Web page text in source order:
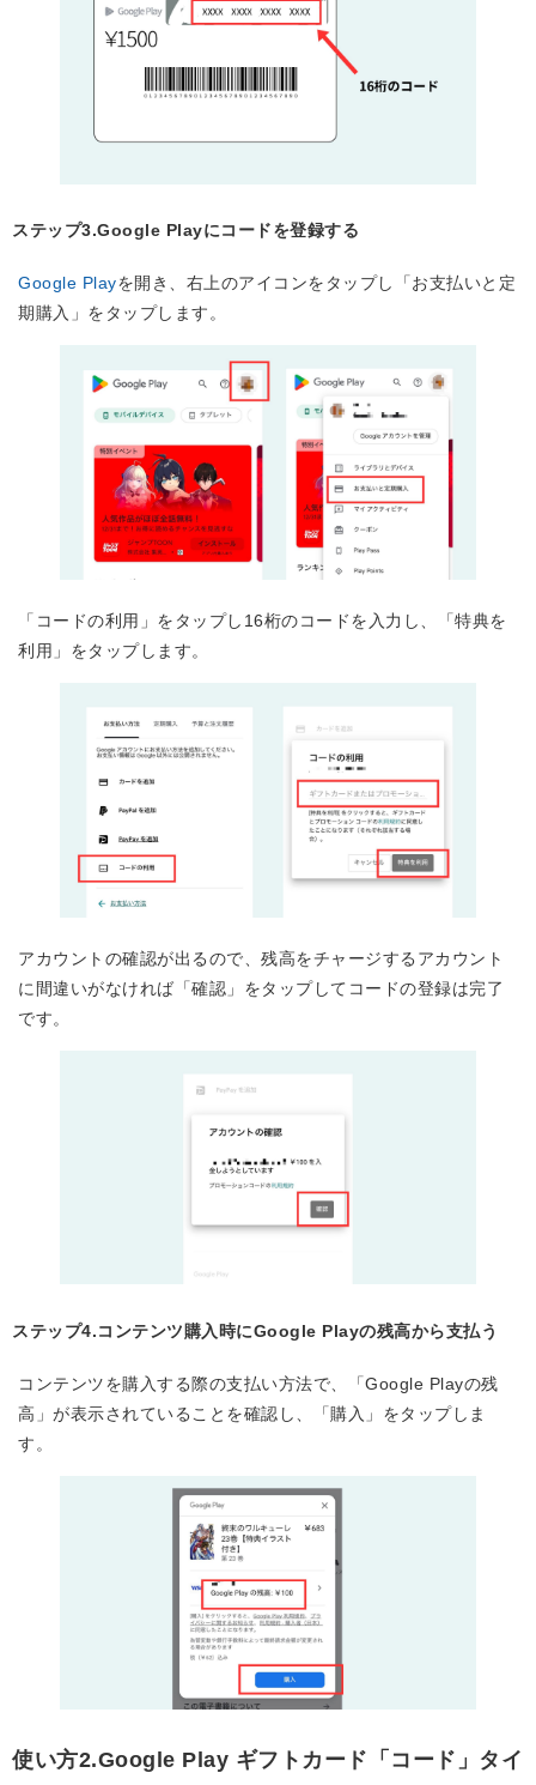
ステップ3.Google Playにコードを登録する
Google Playを開き、右上のアイコンをタップし「お支払いと定
期購入」をタップします。
「コードの利用」をタップし16桁のコードを入力し、「特典を
利用」をタップします。
アカウントの確認が出るので、残高をチャージするアカウント
に間違いがなければ「確認」をタップしてコードの登録は完了
です。
ステップ4.コンテンツ購入時にGoogle Playの残高から支払う
コンテンツを購入する際の支払い方法で、「Google Playの残
高」が表示されていることを確認し、「購入」をタップしま
す。
使い方2.Google Play ギフトカード「コード」タイ